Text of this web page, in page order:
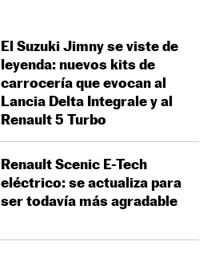
El Suzuki Jimny se viste de
leyenda: nuevos kits de
carrocería que evocan al
Lancia Delta Integrale y al
Renault 5 Turbo
Renault Scenic E-Tech
eléctrico: se actualiza para
ser todavía más agradable